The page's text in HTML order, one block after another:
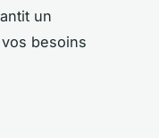
un
besoins